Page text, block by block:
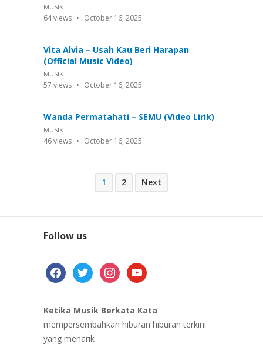
MUSIK
64views October 16, 2025
Vita Alvia – Usah Kau Beri Harapan
(Official Music Video)
MUSIK
57 views October 16, 2025
Wanda Permatahati – SEMU (Video Lirik)
MUSIK
46views October 16, 2025
1 2 Next
Follow us
facebooktwitter instagramyoutube
Ketika Musik Berkata Kata
mempersembahkan hiburan hiburan terkini
yang menarik